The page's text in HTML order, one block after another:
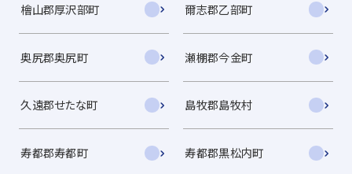
檜山郡厚沢部町 爾志郡乙部町
奥尻郡奥尻町 瀬棚郡今金町
久遠郡せたな町 島牧郡島牧村
寿都郡寿都町 寿都郡黒松内町